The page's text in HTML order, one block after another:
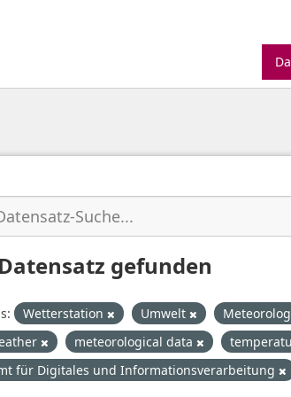
gefunden
Wetterstation Umwelt
meteorological data
für Digitales und Informationsverarbeitung